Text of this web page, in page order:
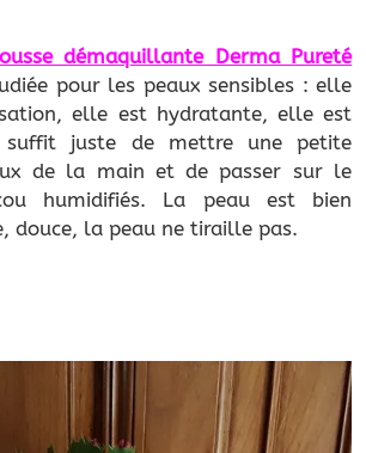
démaquillante Derma Pureté
pour les peaux sensibles : elle
elle est hydratante, elle est
suffit juste de mettre une petite
de la main et de passer sur le
humidifiés. La peau est bien
douce, la peau ne tiraille pas.